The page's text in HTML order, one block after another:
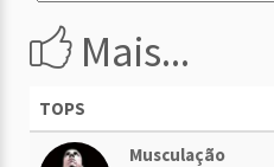
Mais...
TOPS
Musculação